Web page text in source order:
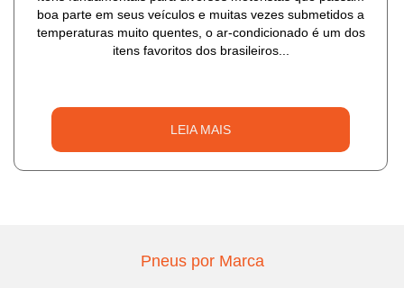
boa parte em seus veículos e muitas vezes submetidos a
temperaturas muito quentes, o ar-condicionado é um dos
itens favoritos dos brasileiros...
LEIA MAIS
Pneus por Marca